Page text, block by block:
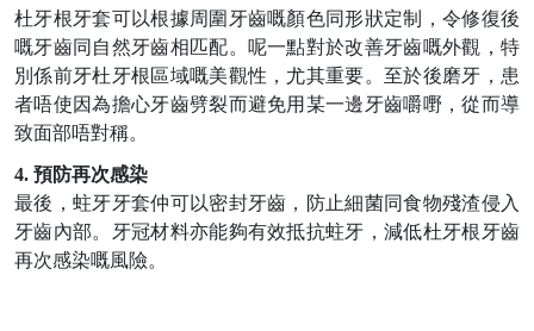
杜牙根牙套可以根據周圍牙齒嘅顏色同形狀定制，令修復後
嘅牙齒同自然牙齒相匹配。呢一點對於改善牙齒嘅外觀，特
別係前牙杜牙根區域嘅美觀性，尤其重要。至於後磨牙，患
者唔使因為擔心牙齒劈裂而避免用某一邊牙齒嚼嘢，從而導
致面部唔對稱。
4. 預防再次感染
最後，蛀牙牙套仲可以密封牙齒，防止細菌同食物殘渣侵入
牙齒內部。牙冠材料亦能夠有效抵抗蛀牙，減低杜牙根牙齒
再次感染嘅風險。